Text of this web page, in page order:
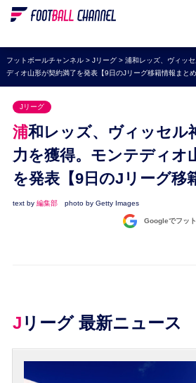
WEリーグ
海外サッカー
プレミアリーグ
セリエA
ブンデスリーガ
UEFA
ナショナルチーム
フットボールチャンネル> Jリーグ> 浦和レッズ、ヴィッ
ディオ山形が契約満了を発表【9日のJリーグ移籍情報まとめ
Jリーグ
浦和レッズ、ヴィッセル神戸などが新戦
力を獲得。モンテディオ
を発表【9日のJリーグ移
text by 編集部 photo by Getty Images
Googleでフッ
Jリーグ 最新ニュース